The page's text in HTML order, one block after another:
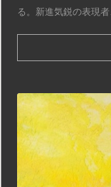
る。新進気鋭の表現